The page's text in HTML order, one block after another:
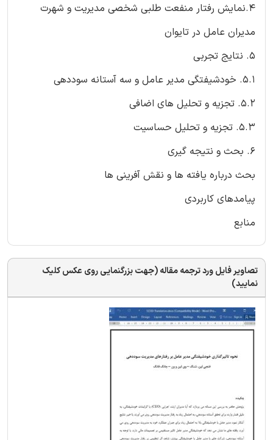
4.نمایش رفتار منفعت طلبی شخصی مدیریت و شهرت
مدیران عامل در تایوان
5. نتایج تجربی
5.1. خودشیفتگی مدیر عامل و سه آستانه سوددهی
5.2. تجزیه و تحلیل های اضافی
5.3. تجزیه و تحلیل حساسیت
6. بحث و نتیجه گیری
بحث درباره یافته ها و نقش آفرینی ها
پیامدهای کاربردی
منابع
تصاویر فایل ورد ترجمه مقاله (جهت بزرگنمایی روی عکس کلیک
نمایید)